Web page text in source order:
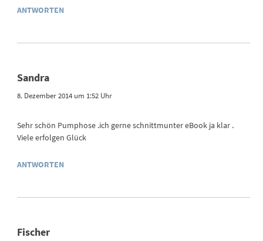
ANTWORTEN
Sandra
8. Dezember 2014 um 1:52 Uhr
Sehr schön Pumphose .ich gerne schnittmunter eBook ja klar .
Viele erfolgen Glück
ANTWORTEN
Fischer